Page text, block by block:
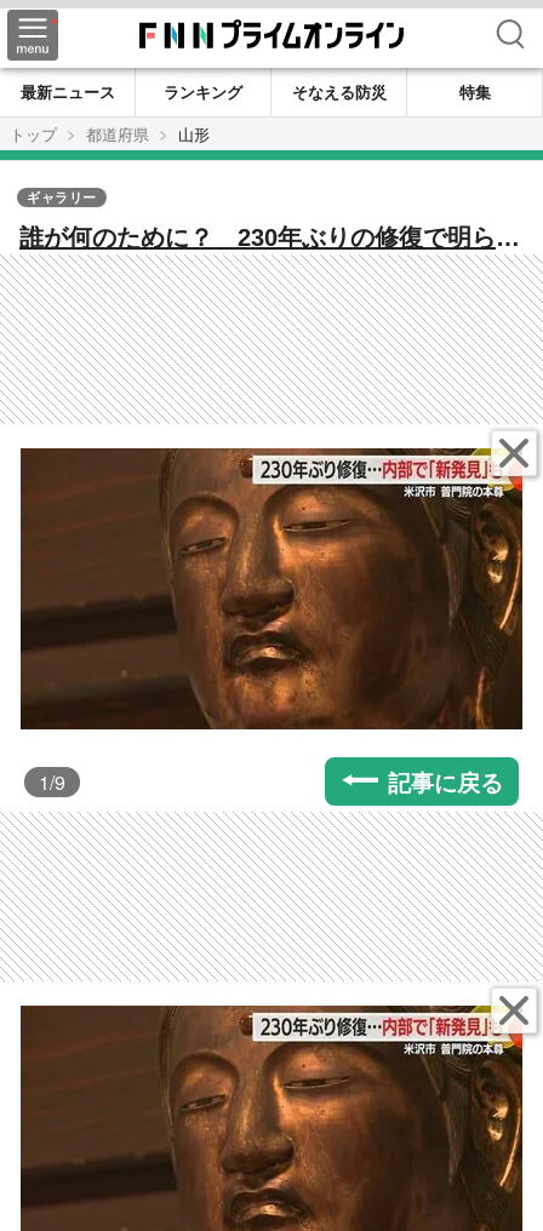
検索
最新ニュース ランキング そなえる防災
特集
トップ
都道府県 山形
誰が何のために？ 230年ぶりの修復で明らか
に 江戸時代から伝わる大日如来坐像の中に
「木造の小さな仏像2体」発見【山形発】
ギャラリー
1/9 記事に戻る